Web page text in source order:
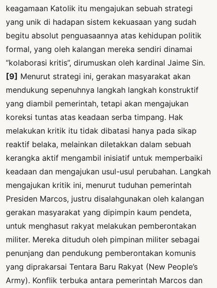
keagamaan Katolik itu mengajukan sebuah strategi
yang unik di hadapan sistem kekuasaan yang sudah
begitu absolut penguasaannya atas kehidupan politik
formal, yang oleh kalangan mereka sendiri dinamai
“kolaborasi kritis”, dirumuskan oleh kardinal Jaime Sin.
[9] Menurut strategi ini, gerakan masyarakat akan
mendukung sepenuhnya langkah langkah konstruktif
yang diambil pemerintah, tetapi akan mengajukan
koreksi tuntas atas keadaan serba timpang. Hak
melakukan kritik itu tidak dibatasi hanya pada sikap
reaktif belaka, melainkan diletakkan dalam sebuah
kerangka aktif mengambil inisiatif untuk memperbaiki
keadaan dan mengajukan usul-usul perubahan. Langkah
mengajukan kritik ini, menurut tuduhan pemerintah
Presiden Marcos, justru disalahgunakan oleh kalangan
gerakan masyarakat yang dipimpin kaum pendeta,
untuk menghasut rakyat melakukan pemberontakan
militer. Mereka dituduh oleh pimpinan militer sebagai
penunjang dan pendukung pemberontakan komunis
yang diprakarsai Tentara Baru Rakyat (New People’s
Army). Konflik terbuka antara pemerintah Marcos dan